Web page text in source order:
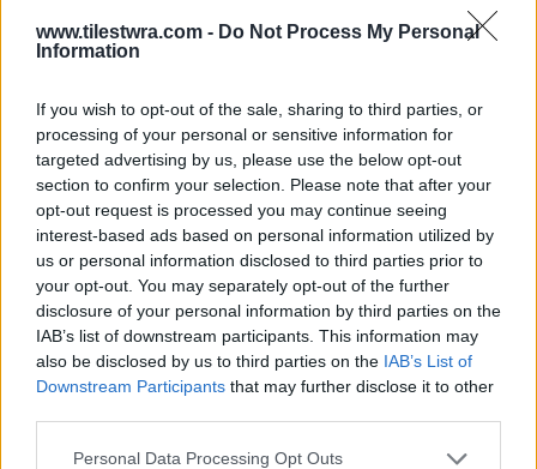
www.tilestwra.com - Do Not Process My Personal
Information
If you wish to opt-out of the sale, sharing to third parties, or
processing of your personal or sensitive information for
targeted advertising by us, please use the below opt-out
section to confirm your selection. Please note that after your
opt-out request is processed you may continue seeing
interest-based ads based on personal information utilized by
us or personal information disclosed to third parties prior to
your opt-out. You may separately opt-out of the further
disclosure of your personal information by third parties on the
IAB’s list of downstream participants. This information may
also be disclosed by us to third parties on the IAB’s List of
Downstream Participants that may further disclose it to other
Personal Data Processing Opt Outs
πανελλήνιο
Μαστροκώστα μέχρι το τέλος, έχοντας στο
πλευρό της και τον πατέρα της, Τραϊανό Δέλλα.
Η σχέση μητέρας και κόρης ήταν ιδιαίτερα
στενή, κάτι που φάνηκε καιμέσα από τα
συγκλονιστικά λόγια με τα οποία
ανακοίνωσε τον θάνατό της στις 25 Μαΐου.